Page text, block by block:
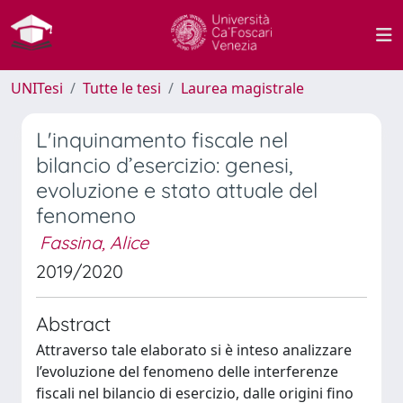
UNITesi Tutte le tesi Laurea magistrale
L'inquinamento fiscale nel
bilancio d’esercizio: genesi,
evoluzione e stato attuale del
fenomeno
Fassina, Alice
2019/2020
Abstract
Attraverso tale elaborato si è inteso analizzare
l’evoluzione del fenomeno delle interferenze
fiscali nel bilancio di esercizio, dalle origini fino